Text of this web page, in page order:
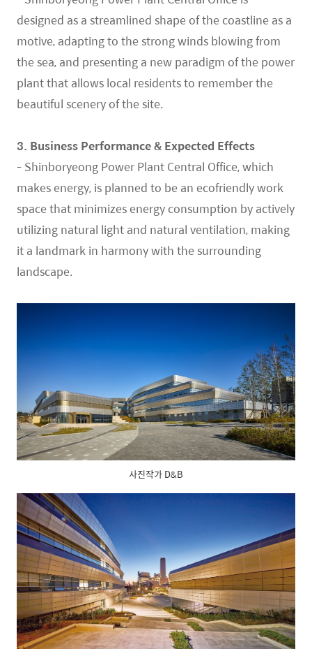
designed as a streamlined shape of the coastline as a
motive, adapting to the strong winds blowing from
the sea, and presenting a new paradigm of the power
plant that allows local residents to remember the
beautiful scenery ofthe site.
3. Business Performance & Expected Effects
- Shinboryeong Power Plant Central Office, which
makes energy, is planned to be an ecofriendlywork
space that minimizes energy consumption by actively
utilizing natural light and natural ventilation, making
it a landmark in harmony with the surrounding
landscape.
사진작가 D&B